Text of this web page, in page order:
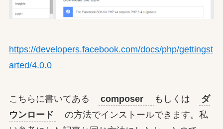
https://developers.facebook.com/docs/php/gettingst
arted/4.0.0
こちらに書いてある composer もしくは
ダ
ウンロード
の方法でインストールできます。私